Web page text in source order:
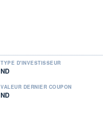
TYPE D'INVESTISSEUR
ND
VALEUR DERNIER COUPON
ND